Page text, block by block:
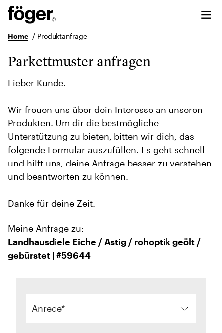
Home / Produktanfrage
Parkettmuster anfragen
Lieber Kunde.
Wir freuen uns über dein Interesse an unseren
Produkten. Um dir die bestmögliche
Unterstützung zu bieten, bitten wir dich, das
folgende Formular auszufüllen. Es geht schnell
und hilft uns, deine Anfrage besser zu verstehen
und beantworten zu können.
Danke für deine Zeit.
Meine Anfrage zu:
Landhausdiele Eiche / Astig / rohoptik geölt /
gebürstet | #59644
Anrede